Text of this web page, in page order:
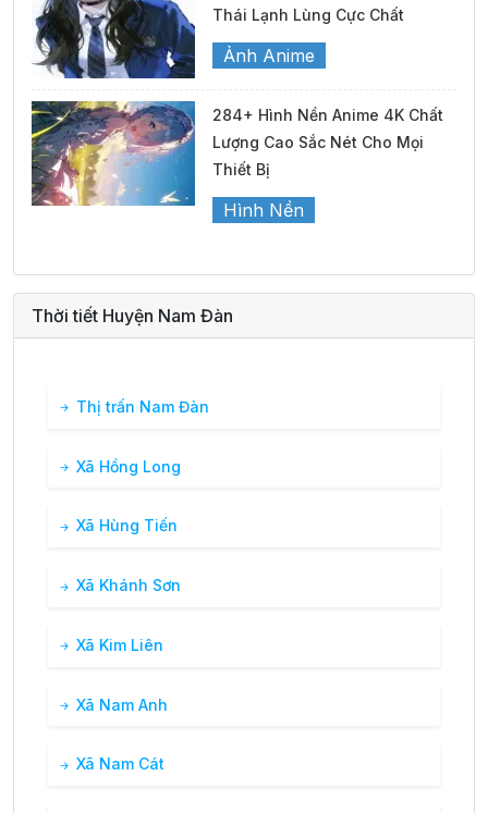
Thái Lạnh Lùng Cực Chất
Ảnh Anime
284+ Hình Nền Anime 4K Chất
Lượng Cao Sắc Nét Cho Mọi
Thiết Bị
Hình Nền
Thời tiết Huyện Nam Đàn
Thị trấn Nam Đàn
Xã Hồng Long
Xã Hùng Tiến
Xã Khánh Sơn
Xã Kim Liên
Xã Nam Anh
Xã Nam Cát